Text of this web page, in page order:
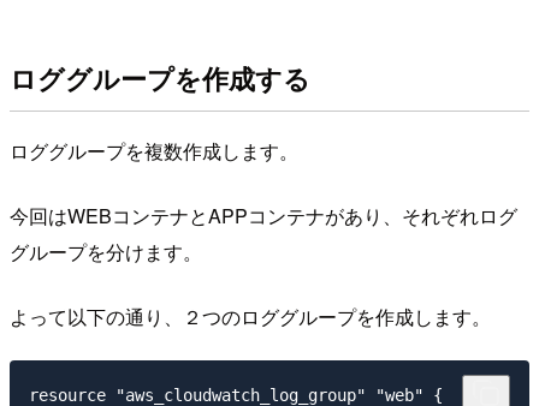
ロググループを作成する
ロググループを複数作成します。
今回はWEBコンテナとAPPコンテナがあり、それぞれログ
グループを分けます。
よって以下の通り、２つのロググループを作成します。
resource "aws_cloudwatch_log_group" "web" {